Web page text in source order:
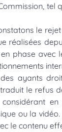
tel
le
réalisées
phase avec
des ayants
le refus
considérant
ou la
le contenu